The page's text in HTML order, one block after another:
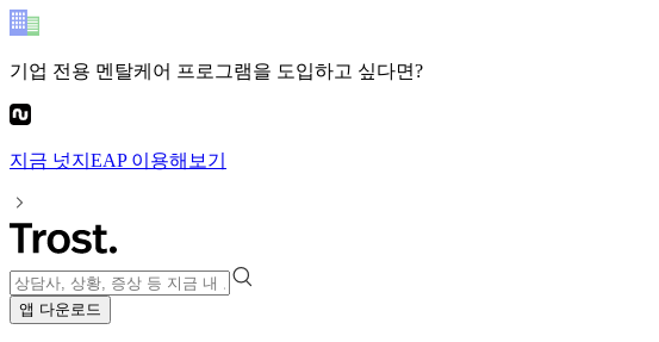
기업 전용 멘탈케어 프로그램을 도입하고 싶다면?
지금 넛지EAP이용해보기
앱 다운로드